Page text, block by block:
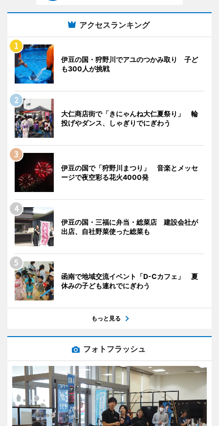
アクセスランキング
伊豆の国・狩野川でアユのつかみ取り 子ど
も300人が挑戦
大仁商店街で「きにゃんね大仁夏祭り」 輪
投げやダンス、しゃぎりでにぎわう
伊豆の国で「狩野川まつり」 音楽とメッセ
ージで夜空彩る花火4000発
伊豆の国・三福に弁当・総菜店 建設会社が
出店、自社野菜使った総菜も
函南で地域交流イベント「D-Cカフェ」 夏
休みの子ども連れでにぎわう
もっと見る
フォトフラッシュ